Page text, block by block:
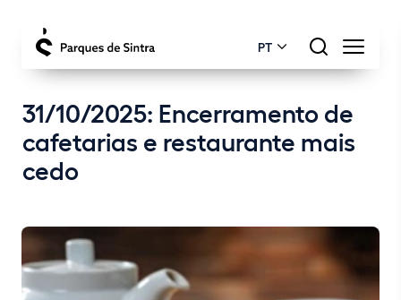
PT
31/10/2025: Encerramento de
cafetarias e restaurante mais
cedo